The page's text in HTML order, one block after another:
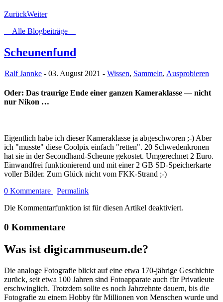
ZurückWeiter
Alle Blogbeiträge
Scheunenfund
Ralf Jannke - 03. August 2021 - Wissen, Sammeln, Ausprobieren
Oder: Das traurige Ende einer ganzen Kameraklasse — nicht
nur Nikon …
Eigentlich habe ich dieser Kameraklasse ja abgeschworen ;-) Aber
ich "musste" diese Coolpix einfach "retten". 20 Schwedenkronen
hat sie in der Secondhand-Scheune gekostet. Umgerechnet 2 Euro.
Einwandfrei funktionierend und mit einer 2 GB SD-Speicherkarte
voller Bilder. Zum Glück nicht vom FKK-Strand ;-)
0 Kommentare
Permalink
Die Kommentarfunktion ist für diesen Artikel deaktiviert.
0 Kommentare
Was ist digicammuseum.de?
Die analoge Fotografie blickt auf eine etwa 170-jährige Geschichte
zurück, seit etwa 100 Jahren sind Fotoapparate auch für Privatleute
erschwinglich. Trotzdem sollte es noch Jahrzehnte dauern, bis die
Fotografie zu einem Hobby für Millionen von Menschen wurde und